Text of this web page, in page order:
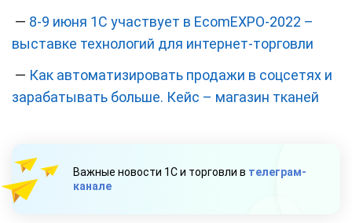
— 8-9 июня 1С участвует в EcomEXPO-2022 –
выставке технологий для интернет-торговли
— Как автоматизировать продажи в соцсетях и
зарабатывать больше. Кейс – магазин тканей
Важные новости 1С и торговли в телеграм-
канале